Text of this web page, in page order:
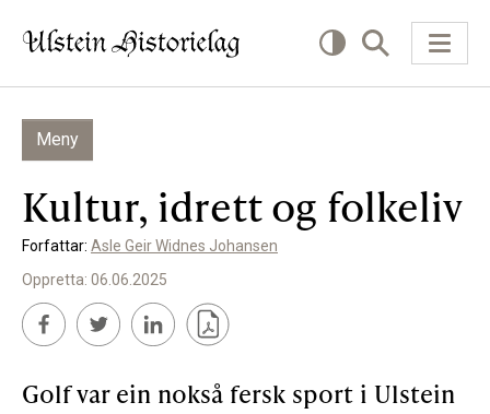
KVA VIL DU LESE OM?
Kultur
Næring
Offentlig
Personar
Meny
Kultur, idrett og folkeliv
Forfattar: Asle Geir Widnes Johansen
Oppretta: 06.06.2025
Golf var ein nokså fersk sport i Ulstein